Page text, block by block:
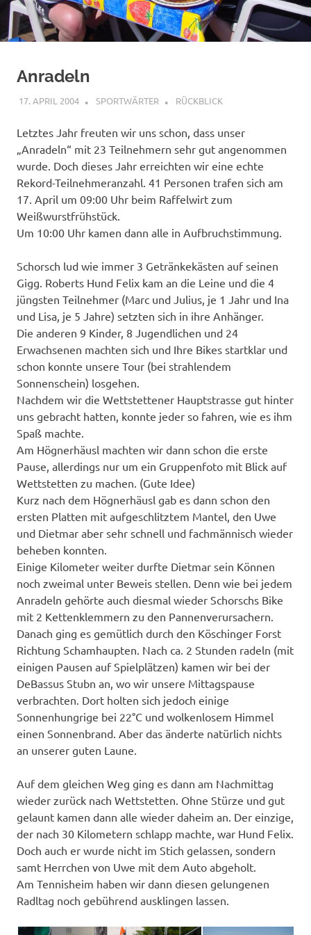
Anradeln
17. APRIL 2004 SPORTWÄRTER RÜCKBLICK
Letztes Jahr freuten wir uns schon, dass unser
„Anradeln“ mit 23 Teilnehmern sehr gut angenommen
wurde. Doch dieses Jahr erreichten wir eine echte
Rekord-Teilnehmeranzahl. 41 Personen trafen sich am
17. April um 09:00 Uhr beim Raffelwirt zum
Weißwurstfrühstück.
Um 10:00 Uhr kamen dann alle in Aufbruchstimmung.
Schorsch lud wie immer 3 Getränkekästen auf seinen
Gigg. Roberts Hund Felix kam an die Leine und die 4
jüngsten Teilnehmer (Marc und Julius, je 1 Jahr und Ina
und Lisa, je 5 Jahre) setzten sich in ihre Anhänger.
Die anderen 9 Kinder, 8 Jugendlichen und 24
Erwachsenen machten sich und Ihre Bikes startklar und
schon konnte unsere Tour (bei strahlendem
Sonnenschein) losgehen.
Nachdem wir die Wettstettener Hauptstrasse gut hinter
uns gebracht hatten, konnte jeder so fahren, wie es ihm
Spaß machte.
Am Högnerhäusl machten wir dann schon die erste
Pause, allerdings nur um ein Gruppenfoto mit Blick auf
Wettstetten zu machen. (Gute Idee)
Kurz nach dem Högnerhäusl gab es dann schon den
ersten Platten mit aufgeschlitztem Mantel, den Uwe
und Dietmar aber sehr schnell und fachmännisch wieder
beheben konnten.
Einige Kilometer weiter durfte Dietmar sein Können
noch zweimal unter Beweis stellen. Denn wie bei jedem
Anradeln gehörte auch diesmal wieder Schorschs Bike
mit 2 Kettenklemmern zu den Pannenverursachern.
Danach ging es gemütlich durch den Köschinger Forst
Richtung Schamhaupten. Nach ca. 2 Stunden radeln (mit
einigen Pausen auf Spielplätzen) kamen wir bei der
DeBassus Stubn an, wo wir unsere Mittagspause
verbrachten. Dort holten sich jedoch einige
Sonnenhungrige bei 22°C und wolkenlosem Himmel
einen Sonnenbrand. Aber das änderte natürlich nichts
an unserer guten Laune.
Auf dem gleichen Weg ging es dann am Nachmittag
wieder zurück nach Wettstetten. Ohne Stürze und gut
gelaunt kamen dann alle wieder daheim an. Der einzige,
der nach 30 Kilometern schlapp machte, war Hund Felix.
Doch auch er wurde nicht im Stich gelassen, sondern
samt Herrchen von Uwe mit dem Auto abgeholt.
Am Tennisheim haben wir dann diesen gelungenen
Radltag noch gebührend ausklingen lassen.